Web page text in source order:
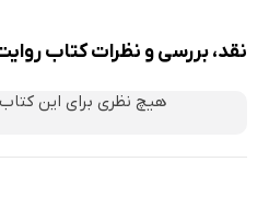
نقد، بررسی و نظرات کتاب
هیچ نظری برای این